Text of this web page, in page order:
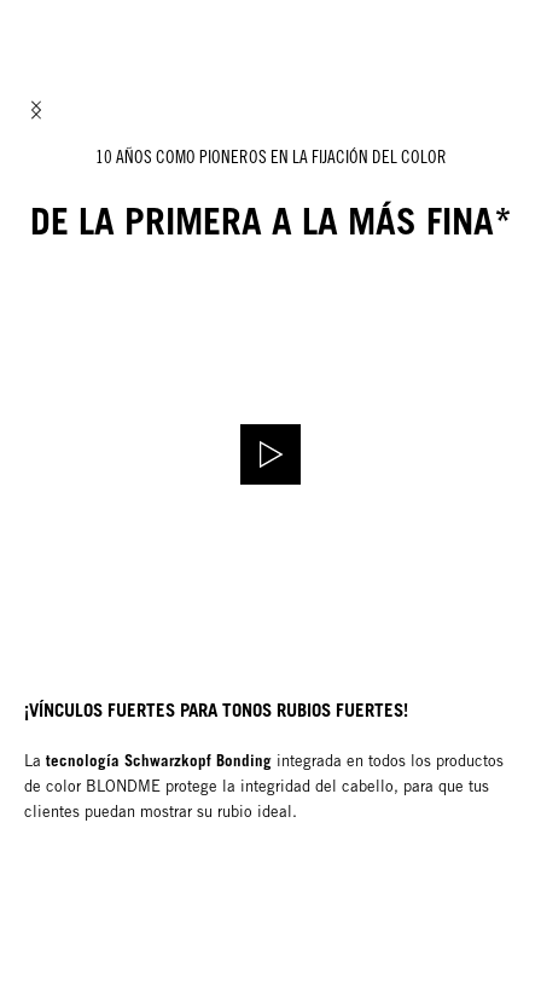
10 AÑOS COMO PIONEROS EN LA FIJACIÓN DEL COLOR
DE LA PRIMERA A LA MÁS FINA*
¡VÍNCULOS FUERTES PARA TONOS RUBIOS FUERTES!
La tecnología Schwarzkopf Bonding integrada en todos los productos
de color BLONDME protege la integridad del cabello, para que tus
clientes puedan mostrar su rubio ideal.